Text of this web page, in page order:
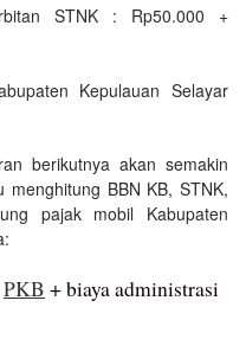
STNK : Rp50.000 +
Kepulauan Selayar
berikutnya akan semakin
BBN KB, STNK,
pajak mobil Kabupaten
PKB + biaya administrasi